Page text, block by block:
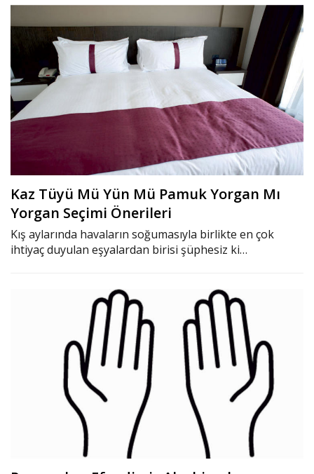
Kaz Tüyü Mü Yün Mü Pamuk Yorgan Mı
Yorgan Seçimi Önerileri
Kış aylarında havaların soğumasıyla birlikte en çok
ihtiyaç duyulan eşyalardan birisi şüphesiz ki…